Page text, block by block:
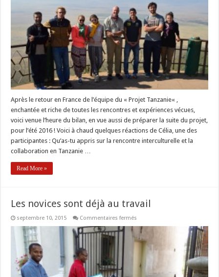
« Projet
Tanzanie »,
une
expérience
marquante
Après le retour en France de l’équipe du « Projet Tanzanie« ,
enchantée et riche de toutes les rencontres et expériences vécues,
voici venue l’heure du bilan, en vue aussi de préparer la suite du projet,
pour l’été 2016 ! Voici à chaud quelques réactions de Célia, une des
participantes : Qu’as-tu appris sur la rencontre interculturelle et la
collaboration en Tanzanie …
Read More »
Les novices sont déjà au travail
septembre 10, 2015 Commentaires fermés
novices
sont
déjà